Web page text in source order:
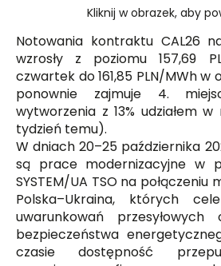
Kliknij w obrazek, aby
Notowania kontraktu CAL26
wzrosły z poziomu 157,69
czwartek do 161,85 PLN/MWh
ponownie zajmuje 4.
wytworzenia z 13% udziałem
tydzień temu).
W dniach 20–25 października
są prace modernizacyjne w
SYSTEM/UA TSO na
Polska–Ukraina, których
uwarunkowań przesyłowych
bezpieczeństwa
czasie dostępność